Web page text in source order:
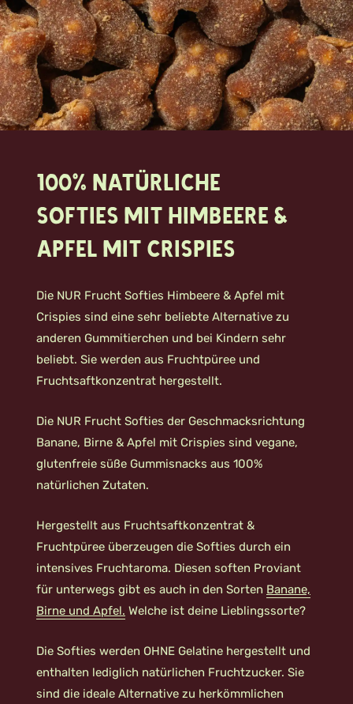
100% natürliche
Softies mit Himbeere &
Apfel mit Crispies
Die NUR Frucht Softies Himbeere & Apfel mit
Crispies sind eine sehr beliebte Alternative zu
anderen Gummitierchen und bei Kindern sehr
beliebt. Sie werden aus Fruchtpüree und
Fruchtsaftkonzentrat hergestellt.
Die NUR Frucht Softies der Geschmacksrichtung
Banane, Birne & Apfel mit Crispies sind vegane,
glutenfreie süße Gummisnacks aus 100%
natürlichen Zutaten.
Hergestellt aus Fruchtsaftkonzentrat &
Fruchtpüree überzeugen die Softies durch ein
intensives Fruchtaroma. Diesen soften Proviant
für unterwegs gibt es auch in den Sorten Banane,
Birne und Apfel. Welche ist deine Lieblingssorte?
Die Softies werden OHNE Gelatine hergestellt und
enthalten lediglich natürlichen Fruchtzucker. Sie
sind die ideale Alternative zu herkömmlichen